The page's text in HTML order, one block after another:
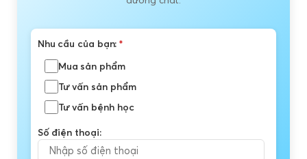
Nhu cầu của bạn:*
Mua sản phẩm
Tư vấn sản phẩm
Tư vấn bệnh học
Số điện thoại: